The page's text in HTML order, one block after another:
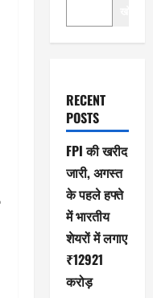
RECENT
POSTS
FPI की खरीद
जारी, अगस्त
के पहले हफ्ते
में भारतीय
शेयरों में लगाए
₹12921
करोड़